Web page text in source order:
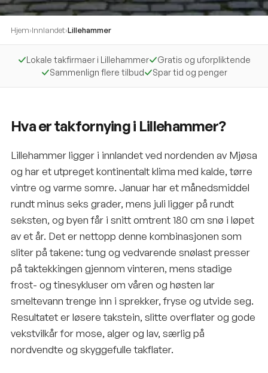
Hjem›Innlandet›Lillehammer
Lokale takfirmaer i Lillehammer
Gratis og uforpliktende
Sammenlign flere tilbud
Spar tid og penger
Hva er takfornying i Lillehammer?
Lillehammer ligger i innlandet ved nordenden av Mjøsa
og har et utpreget kontinentalt klima med kalde, tørre
vintre og varme somre. Januar har et månedsmiddel
rundt minus seks grader, mens juli ligger på rundt
seksten, og byen får i snitt omtrent 180 cm snø i løpet
av et år. Det er nettopp denne kombinasjonen som
sliter på takene: tung og vedvarende snølast presser
på taktekkingen gjennom vinteren, mens stadige
frost- og tinesykluser om våren og høsten lar
smeltevann trenge inn i sprekker, fryse og utvide seg.
Resultatet er løsere takstein, slitte overflater og gode
vekstvilkår for mose, alger og lav, særlig på
nordvendte og skyggefulle takflater.